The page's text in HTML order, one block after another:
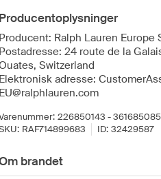
Producentoplysninger
Producent: Ralph Lauren Europe
Postadresse: 24 route de la
Switzerland
Elektronisk adresse:
EU@ralphlauren.com
226850143 -
RAF714899683 ID: 32429587
brandet